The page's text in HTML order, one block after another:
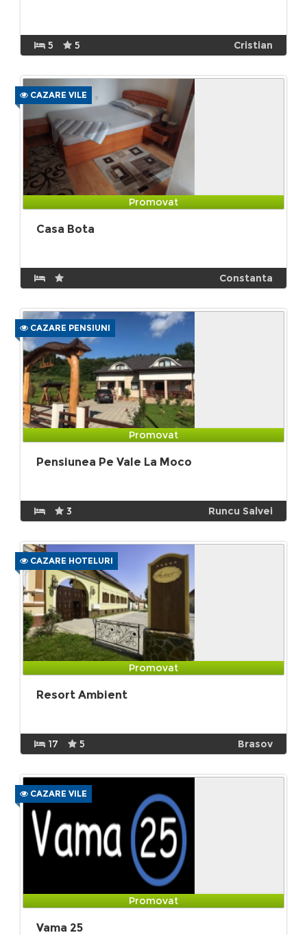
5 5 Cristian
CAZARE VILE
Promovat
Casa Bota
Constanta
CAZARE PENSIUNI
Promovat
Pensiunea Pe Vale La Moco
3 Runcu Salvei
CAZARE HOTELURI
Promovat
Resort Ambient
17 5 Brasov
CAZARE VILE
Promovat
Vama 25